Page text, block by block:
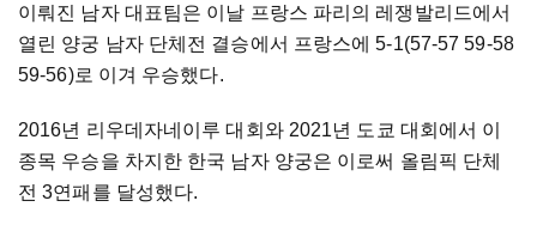
이뤄진 남자 대표팀은 이날 프랑스 파리의 레쟁발리드에서
열린 양궁 남자 단체전 결승에서 프랑스에 5-1(57-57 59-58
59-56)로 이겨 우승했다.
2016년 리우데자네이루 대회와 2021년 도쿄 대회에서 이
종목 우승을 차지한 한국 남자 양궁은 이로써 올림픽 단체
전 3연패를 달성했다.